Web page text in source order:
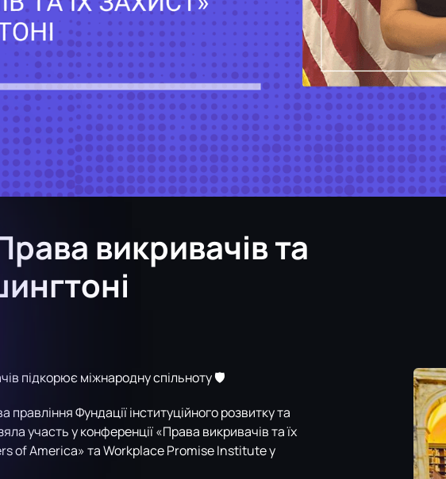
викривачів та
підкорює міжнародну спільноту 🛡️
правління Фундації інституційного розвитку та
участь у конференції «Права викривачів та їх
of America» та Workplace Promise Institute у